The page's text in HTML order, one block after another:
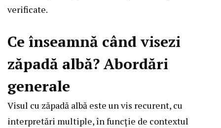
verificate.
Ce înseamnă când visezi
zăpadă albă? Abordări
generale
Visul cu zăpadă albă este un vis recurent, cu
interpretări multiple, în funcție de contextul